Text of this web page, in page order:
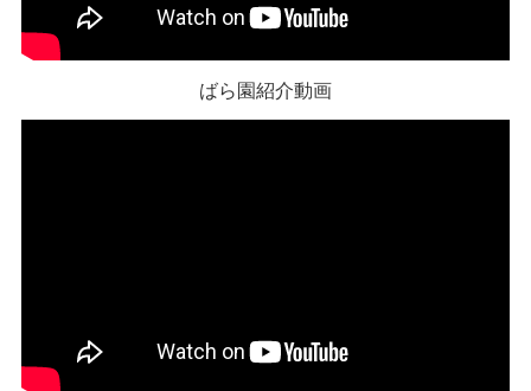
ばら園紹介動画